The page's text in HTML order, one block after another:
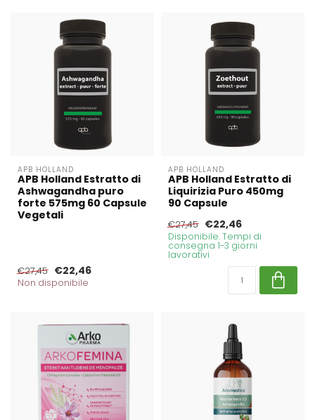
APB HOLLAND
APB Holland Estratto di
Ashwagandha puro
forte 575mg 60 Capsule
Vegetali
€27,45 €22,46
Non disponibile
APB HOLLAND
APB Holland Estratto di
Liquirizia Puro 450mg
90 Capsule
€27,45 €22,46
Disponibile. Tempi di
consegna 1-3 giorni
lavorativi